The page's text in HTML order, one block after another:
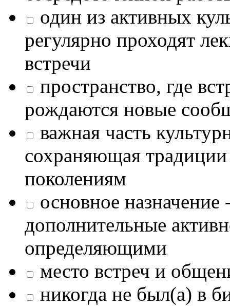
один из активных
регулярно проходят
встречи
пространство, где
рождаются новые
важная часть
сохраняющая
поколениям
основное назначение
дополнительные
определяющими
место встреч и
никогда не был(а) в